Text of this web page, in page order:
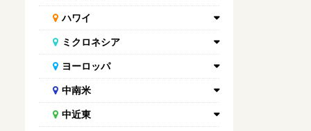
ハワイ
ミクロネシア
ヨーロッパ
中南米
中近東